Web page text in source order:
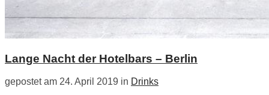
Lange Nacht der Hotelbars – Berlin
gepostet am 24. April 2019 in Drinks